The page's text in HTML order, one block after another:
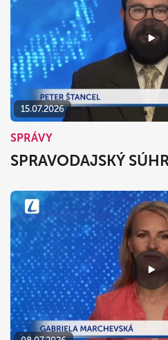
15.07.2026
SPRÁVY
SPRAVODAJSKÝ